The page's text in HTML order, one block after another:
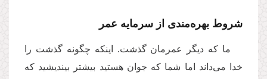
شروط بهره‌مندی از سرمایه عمر
ما که دیگر عمرمان گذشت. اینکه چگونه گذشت را
خدا می‌داند اما شما که جوان هستید بیشتر بیندیشید که